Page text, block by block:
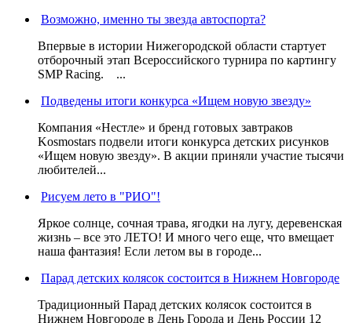
Возможно, именно ты звезда автоспорта?
Впервые в истории Нижегородской области стартует
отборочный этап Всероссийского турнира по картингу
SMP Racing. ...
Подведены итоги конкурса «Ищем новую звезду»
Компания «Нестле» и бренд готовых завтраков
Kosmostars подвели итоги конкурса детских рисунков
«Ищем новую звезду». В акции приняли участие тысячи
любителей...
Рисуем лето в "РИО"!
Яркое солнце, сочная трава, ягодки на лугу, деревенская
жизнь – все это ЛЕТО! И много чего еще, что вмещает
наша фантазия! Если летом вы в городе...
Парад детских колясок состоится в Нижнем Новгороде
Традиционный Парад детских колясок состоится в
Нижнем Новгороде в День Города и День России 12